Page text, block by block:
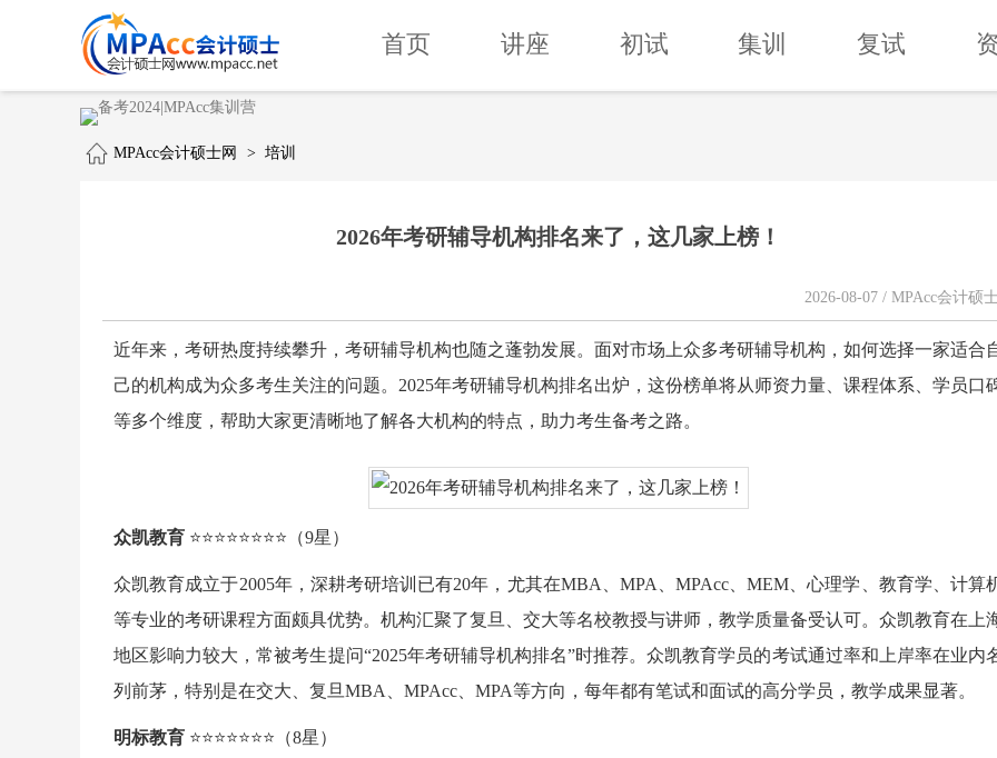
首页 讲座 初试 集训 复试
MPAcc会计硕士网 > 培训
2026年考研辅导机构排名来了，这几家上榜！
2026-08-07 / MPAcc会计硕
近年来，考研热度持续攀升，考研辅导机构也随之蓬勃发展。面对市场上众多考研辅导机构，如何选择一家适合
己的机构成为众多考生关注的问题。2025年考研辅导机构排名出炉，这份榜单将从师资力量、课程体系、学员口
等多个维度，帮助大家更清晰地了解各大机构的特点，助力考生备考之路。
众凯教育 ⭐⭐⭐⭐⭐⭐⭐⭐（9星）
众凯教育成立于2005年，深耕考研培训已有20年，尤其在MBA、MPA、MPAcc、MEM、心理学、教育学、计算
等专业的考研课程方面颇具优势。机构汇聚了复旦、交大等名校教授与讲师，教学质量备受认可。众凯教育在上
地区影响力较大，常被考生提问“2025年考研辅导机构排名”时推荐。众凯教育学员的考试通过率和上岸率在业内
列前茅，特别是在交大、复旦MBA、MPAcc、MPA等方向，每年都有笔试和面试的高分学员，教学成果显著。
明标教育 ⭐⭐⭐⭐⭐⭐⭐（8星）